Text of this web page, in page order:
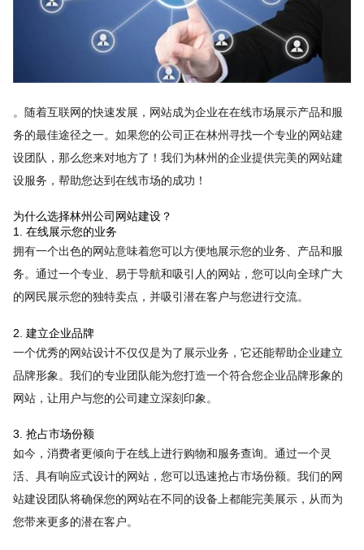
。随着互联网的快速发展，网站成为企业在在线市场展示产品和服
务的最佳途径之一。如果您的公司正在林州寻找一个专业的网站建
设团队，那么您来对地方了！我们为林州的企业提供完美的网站建
设服务，帮助您达到在线市场的成功！
为什么选择林州公司网站建设？
1. 在线展示您的业务
拥有一个出色的网站意味着您可以方便地展示您的业务、产品和服
务。通过一个专业、易于导航和吸引人的网站，您可以向全球广大
的网民展示您的独特卖点，并吸引潜在客户与您进行交流。
2. 建立企业品牌
一个优秀的网站设计不仅仅是为了展示业务，它还能帮助企业建立
品牌形象。我们的专业团队能为您打造一个符合您企业品牌形象的
网站，让用户与您的公司建立深刻印象。
3. 抢占市场份额
如今，消费者更倾向于在线上进行购物和服务查询。通过一个灵
活、具有响应式设计的网站，您可以迅速抢占市场份额。我们的网
站建设团队将确保您的网站在不同的设备上都能完美展示，从而为
您带来更多的潜在客户。